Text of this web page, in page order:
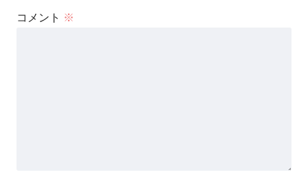
コメント ※